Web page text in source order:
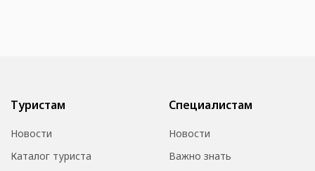
Туристам
Новости
Каталог туриста
Специалистам
Новости
Важно знать